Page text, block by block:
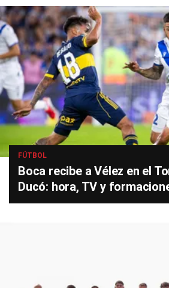
FÚTBOL
Boca recibe a Vélez en el
Ducó: hora, TV y